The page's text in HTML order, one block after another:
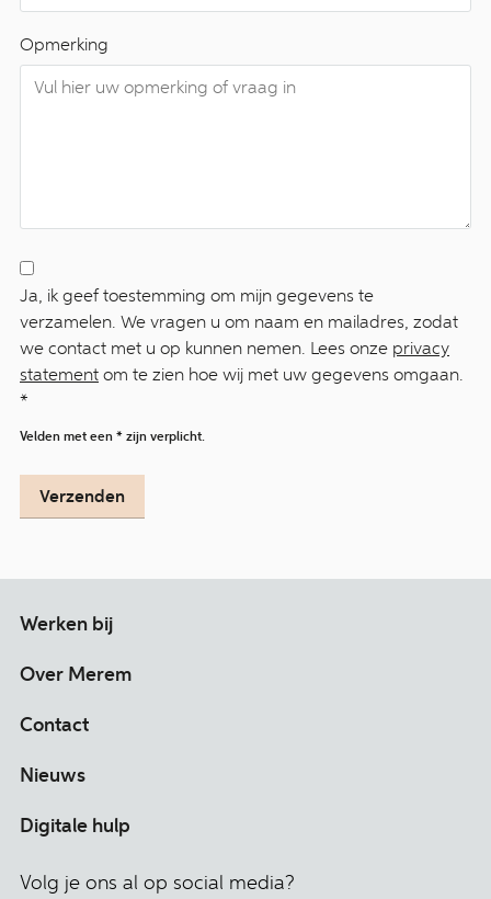
Opmerking
Ja, ik geef toestemming om mijn gegevens te
verzamelen. We vragen u om naam en mailadres, zodat
we contact met u op kunnen nemen. Lees onze privacy
statement om te zien hoe wij met uw gegevens omgaan.
*
Velden met een * zijn verplicht.
Verzenden
Werken bij
Over Merem
Contact
Nieuws
Digitale hulp
Volg je ons al op social media?